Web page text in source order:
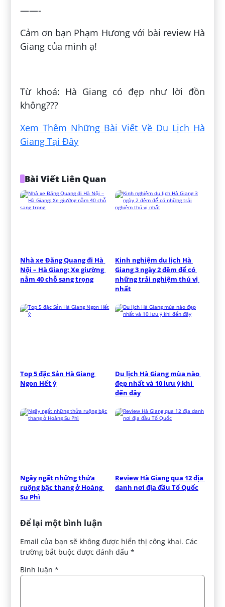
——-
Cảm ơn bạn Phạm Hương với bài review Hà
Giang của mình ạ!
Từ khoá: Hà Giang có đẹp như lời đồn
không???
Xem Thêm Những Bài Viết Về Du Lịch Hà
Giang Tại Đây
Bài Viết Liên Quan
Nhà xe Đăng Quang đi Hà
Nội – Hà Giang: Xe giường
nằm 40 chỗ sang trọng
Kinh nghiệm du lịch Hà
Giang 3 ngày 2 đêm để có
những trải nghiệm thú vị
nhất
Top 5 đặc Sản Hà Giang
Ngon Hết ý
Du lịch Hà Giang mùa nào
đẹp nhất và 10 lưu ý khi
đến đây
Ngây ngất những thửa
ruộng bậc thang ở Hoàng
Su Phì
Review Hà Giang qua 12 địa
danh nơi địa đầu Tổ Quốc
Để lại một bình luận
Email của bạn sẽ không được hiển thị công khai. Các
trường bắt buộc được đánh dấu*
Bình luận*